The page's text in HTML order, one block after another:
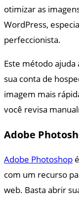
otimizar as
WordPress,
perfeccionista.
Este método ajuda
sua conta de
imagem mais
você revisa
Adobe
Adobe Photoshop
com um recurso
web. Basta abrir